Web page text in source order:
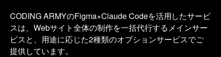
CODING ARMYのFigma×Claude Codeを活用したサービ
スは、Webサイト全体の制作を一括代行するメインサー
ビスと、用途に応じた2種類のオプションサービスでご
提供しています。